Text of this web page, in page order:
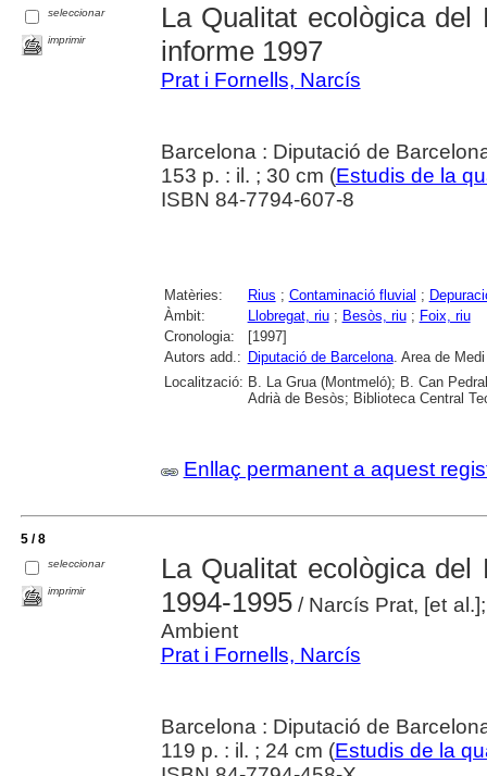
seleccionar
imprimir
La Qualitat ecològica
informe 1997
Prat i Fornells, Narcís
Barcelona : Diputació de
153 p. : il. ; 30 cm (Estudis de la
ISBN 84-7794-607-8
Matèries: Rius ; Contaminació fluvial ;
Àmbit:
Llobregat, riu; Besòs, riu; Foix, riu
Cronologia:
[1997]
Autors add.: Diputació de Barcelona. Area de
Localització: B. La Grua (Montmeló); B. Can
Adrià de Besòs; Biblioteca Central
Enllaç permanent a aquest
5 / 8
seleccionar
imprimir
La Qualitat ecològica
1994-1995/ Narcís Prat, [et
Ambient
Prat i Fornells, Narcís
Barcelona : Diputació de
119 p. : il. ; 24 cm (Estudis de la